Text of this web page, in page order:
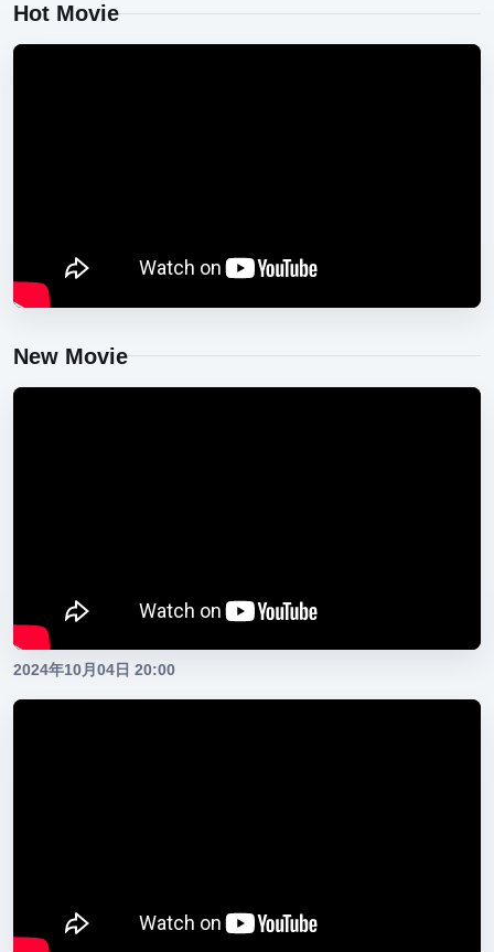
コイケサンダーL エラストマー
コイケ フルキャスト ソフトマテリアル
Hot Movie
New Movie
2024年10月04日 20:00